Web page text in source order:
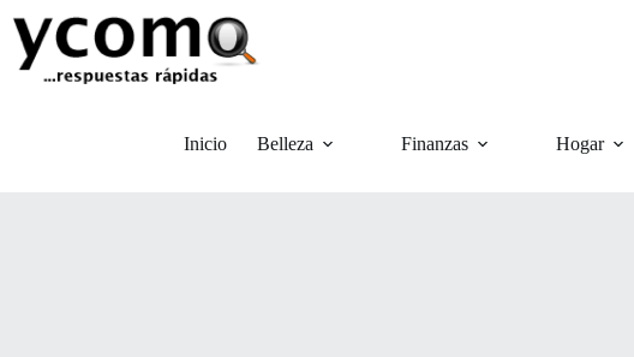
contenido
Inicio Belleza Finanzas Hogar